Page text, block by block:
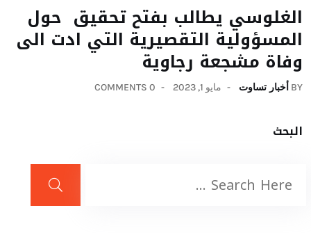
الغلوسي يطالب بفتح تحقيق حول
المسؤولية التقصيرية التي ادت الى
وفاة مشجعة رجاوية
BY أخبار تساوت مايو 1, 2023 0 COMMENTS
البحث